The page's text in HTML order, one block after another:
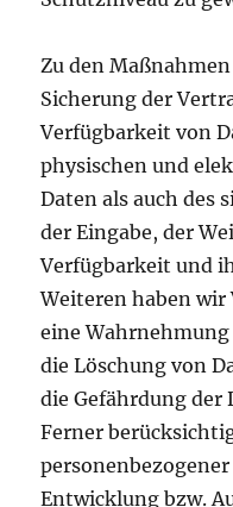
Zu den
Sicherung der
Verfügbarkeit von
physischen und
Daten als auch des
der Eingabe, der
Verfügbarkeit und
Weiteren haben
eine
die Löschung von
die Gefährdung der
Ferner
Entwicklung bzw.